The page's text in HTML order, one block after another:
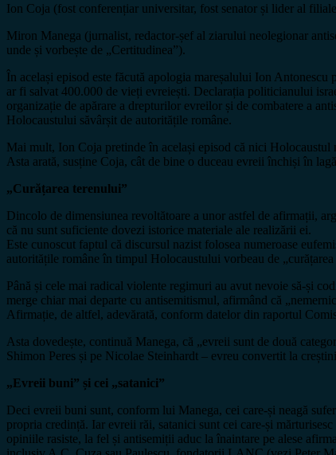
Ion Coja (fost conferențiar universitar, fost senator și lider al
Miron Manega (jurnalist, redactor-șef al ziarului neolegionar
unde și vorbește de „Certitudinea”).
În același episod este făcută apologia mareșalului Ion
ar fi salvat 400.000 de vieți evreiești. Declarația politicianului
organizație de apărare a drepturilor evreilor și de combatere a
Holocaustului săvârșit de autoritățile române.
Mai mult, Ion Coja pretinde în același episod că nici
Asta arată, susține Coja, cât de bine o duceau evreii închiși în
„Curățarea terenului”
Dincolo de dimensiunea revoltătoare a unor astfel de afirmații,
că nu sunt suficiente dovezi istorice materiale ale realizării ei.
Este cunoscut faptul că discursul nazist folosea numeroase
autoritățile române în timpul Holocaustului vorbeau de
Până și cele mai radical violente regimuri au avut nevoie să-și
merge chiar mai departe cu antisemitismul, afirmând că
Afirmație, de altfel, adevărată, conform datelor din raportul
Asta dovedește, continuă Manega, că „evreii sunt de două
Shimon Peres și pe Nicolae Steinhardt – evreu convertit la
„Evreii buni” și cei „satanici”
Deci evreii buni sunt, conform lui Manega, cei care-și neagă
propria credință. Iar evreii răi, satanici sunt cei care-și
opiniile rasiste, la fel și antisemiții aduc la înaintare pe alese